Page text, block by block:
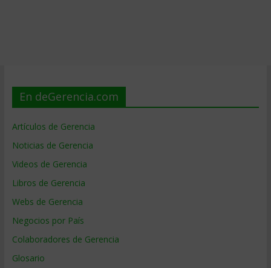
En deGerencia.com
Artículos de Gerencia
Noticias de Gerencia
Videos de Gerencia
Libros de Gerencia
Webs de Gerencia
Negocios por País
Colaboradores de Gerencia
Glosario